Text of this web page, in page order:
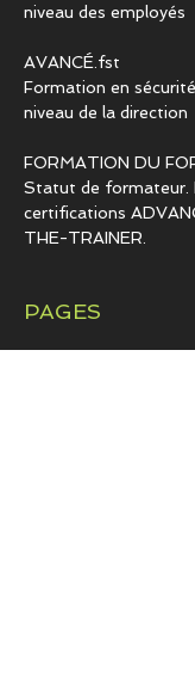
niveau des employés
AVANCÉ.fst
Formation en
niveau de la direction
FORMATION DU
Statut de formateur.
certifications
THE-TRAINER.
PAGES